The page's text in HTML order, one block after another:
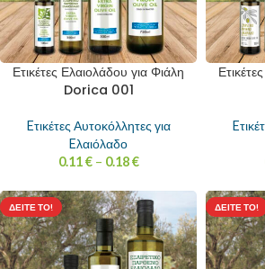
Ετικέτες Ελαιολάδου για Φιάλη
Dorica 001
Eτικέτες Αυτοκόλλητες για
Eλαιόλαδο
0.11€ – 0.18€
ΔΕΊΤΕ ΤΟ! ΔΕΊΤΕ ΤΟ!